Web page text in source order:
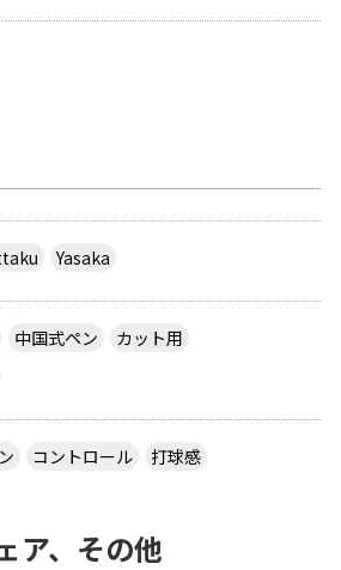
Yasaka
中国式ペン
カット用
コントロール 打球感
ア、その他